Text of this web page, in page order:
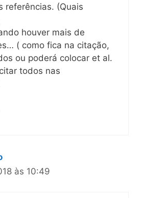
referências. (Quais
houver mais de
( como fica na citação,
ou poderá colocar et al.
todos nas
às 10:49